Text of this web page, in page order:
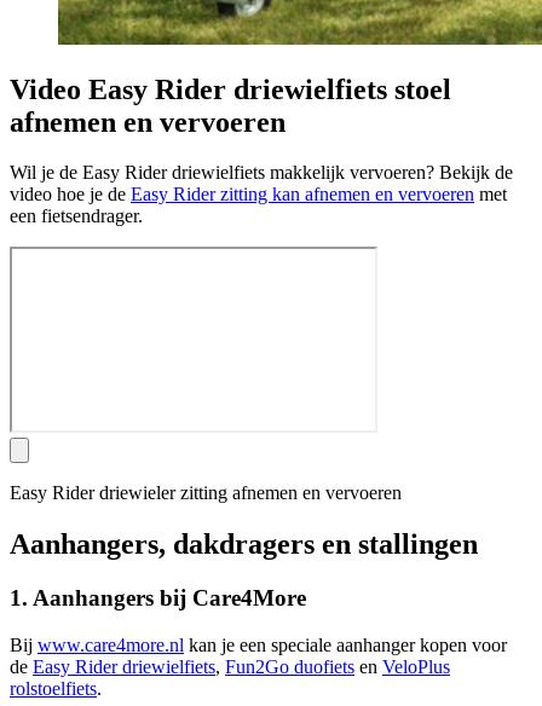
Video Easy Rider driewielfiets stoel
afnemen en vervoeren
Wil je de Easy Rider driewielfiets makkelijk vervoeren? Bekijk de
video hoe je de Easy Rider zitting kan afnemen en vervoeren met
een fietsendrager.
Easy Rider driewieler zitting afnemen en vervoeren
Aanhangers, dakdragers en stallingen
1. Aanhangers bij Care4More
Bij www.care4more.nl kan je een speciale aanhanger kopen voor
de Easy Rider driewielfiets, Fun2Go duofiets en VeloPlus
rolstoelfiets.